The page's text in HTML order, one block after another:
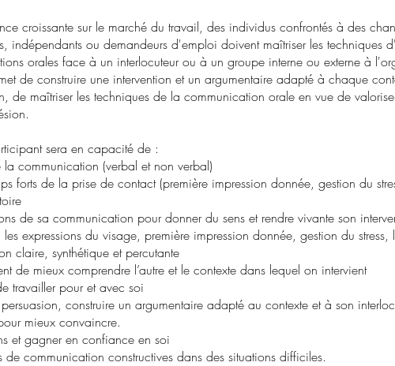
croissante sur le marché du travail, des individus confrontés à des
indépendants ou demandeurs d'emploi doivent maîtriser les techniques
orales face à un interlocuteur ou à un groupe interne ou externe à
de construire une intervention et un argumentaire adapté à chaque
de maîtriser les techniques de la communication orale en vue de
sera en capacité de :
communication (verbal et non verbal)
forts de la prise de contact (première impression donnée, gestion du
de sa communication pour donner du sens et rendre vivante son
expressions du visage, première impression donnée, gestion du stress,
claire, synthétique et percutante
de mieux comprendre l’autre et le contexte dans lequel on intervient
travailler pour et avec soi
construire un argumentaire adapté au contexte et à son
mieux convaincre.
et gagner en confiance en soi
de communication constructives dans des situations difficiles.